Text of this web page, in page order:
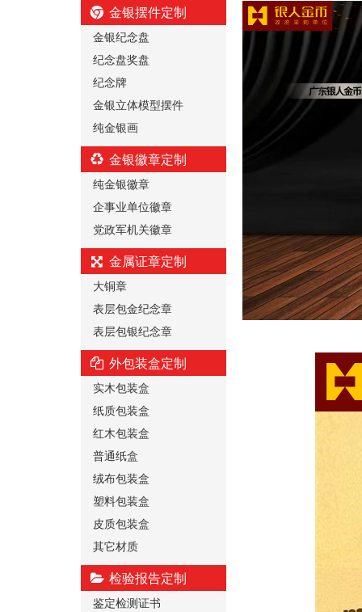
金银摆件定制
金银纪念盘
纪念盘奖盘
纪念牌
金银立体模型摆件
纯金银画
金银徽章定制
纯金银徽章
企事业单位徽章
党政军机关徽章
金属证章定制
大铜章
表层包金纪念章
表层包银纪念章
外包装盒定制
实木包装盒
纸质包装盒
红木包装盒
普通纸盒
绒布包装盒
塑料包装盒
皮质包装盒
其它材质
检验报告定制
鉴定检测证书